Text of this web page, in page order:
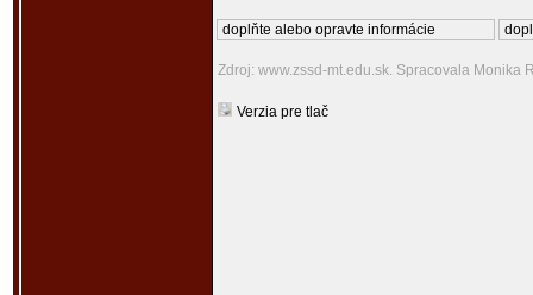
doplňte alebo opravte informácie
Zdroj: www.zssd-mt.edu.sk. Spracovala Monika
Verzia pre tlač